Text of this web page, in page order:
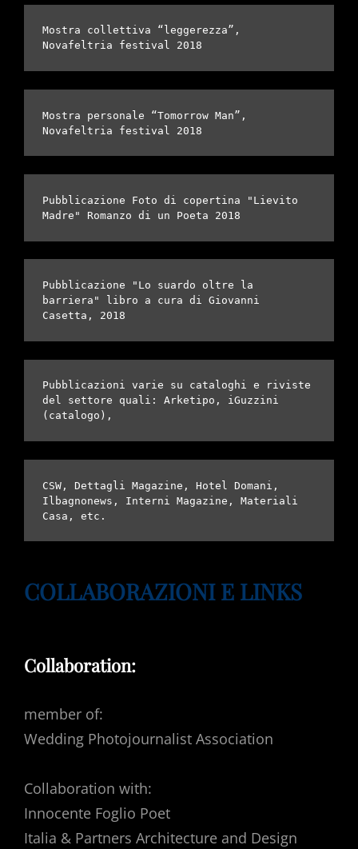
Mostra collettiva “leggerezza”,
Novafeltria festival 2018
Mostra personale “Tomorrow Man”,
Novafeltria festival 2018
Pubblicazione Foto di copertina "Lievito
Madre" Romanzo di un Poeta 2018
Pubblicazione "Lo suardo oltre la
barriera" libro a cura di Giovanni
Casetta, 2018
Pubblicazioni varie su cataloghi e riviste
del settore quali: Arketipo, iGuzzini
(catalogo),
CSW, Dettagli Magazine, Hotel Domani,
Ilbagnonews, Interni Magazine, Materiali
Casa, etc.
COLLABORAZIONI E LINKS
Collaboration:
member of:
Wedding Photojournalist Association
Collaboration with:
Innocente Foglio Poet
Italia & Partners Architecture and Design